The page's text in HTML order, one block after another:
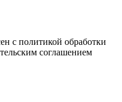
с политикой обработки
соглашением